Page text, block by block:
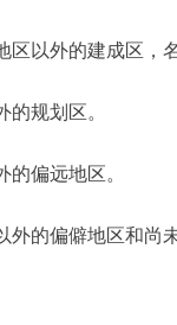
以外的建成区，
规划区。
偏远地区。
的偏僻地区和尚